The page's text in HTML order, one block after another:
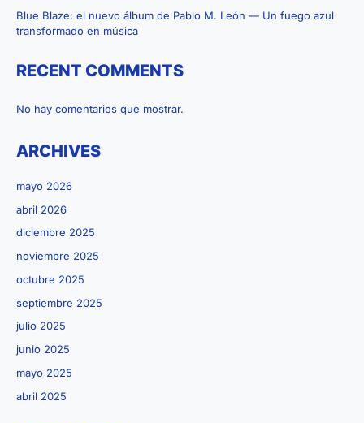
Blue Blaze: el nuevo álbum de Pablo M. León — Un fuego azul
transformado en música
RECENT COMMENTS
No hay comentarios que mostrar.
ARCHIVES
mayo 2026
abril 2026
diciembre 2025
noviembre 2025
octubre 2025
septiembre 2025
julio 2025
junio 2025
mayo 2025
abril 2025